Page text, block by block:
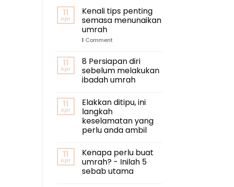
11
Apr
Kenali tips penting
semasa menunaikan
umrah
1 Comment
11
Apr
8 Persiapan diri
sebelum melakukan
ibadah umrah
11
Apr
Elakkan ditipu, ini
langkah
keselamatan yang
perlu anda ambil
11
Apr
Kenapa perlu buat
umrah? - Inilah 5
sebab utama